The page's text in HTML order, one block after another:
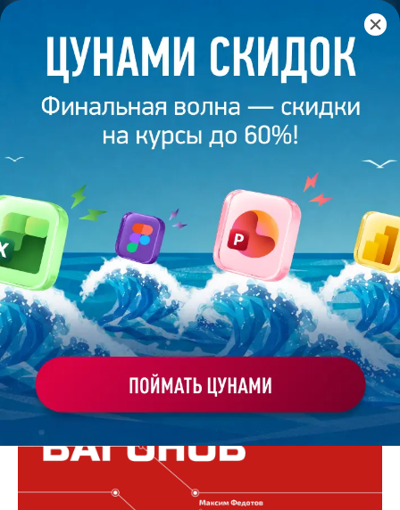
Главная /Банк слайдов / Презентация 29 – Разработана
студией Bonnie&Slide для ТЭГ
ПРЕЗЕНТАЦИЯ 29 - РАЗРАБОТАНА
СТУДИЕЙ BONNIE&SLIDE ДЛЯ ТЭГ
Моё избранное
Работа
эксперта
ХОЧУ ЗАКАЗАТЬ ТАКУЮ ПРЕЗЕНТАЦИЮ